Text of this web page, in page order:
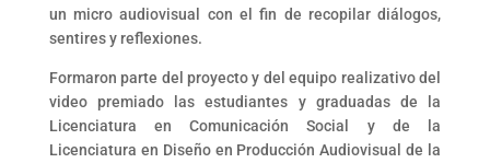
un micro audiovisual con el fin de recopilar diálogos,
sentires y reflexiones.
Formaron parte del proyecto y del equipo realizativo del
video premiado las estudiantes y graduadas de la
Licenciatura en Comunicación Social y de la
Licenciatura en Diseño en Producción Audiovisual de la